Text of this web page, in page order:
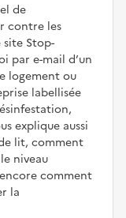
de
contre les
site Stop-
par e-mail d’un
logement ou
labellisée
explique aussi
lit, comment
niveau
comment
la